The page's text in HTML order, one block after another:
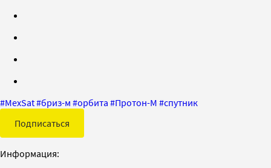
#MexSat#бриз-м #орбита #Протон-М #спутник
Подписаться
Информация: